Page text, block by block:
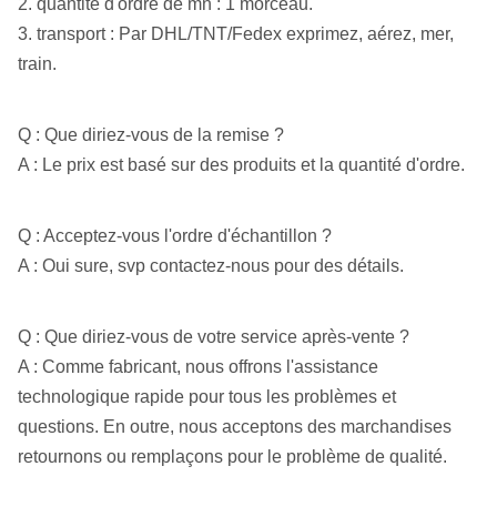
2. quantité d'ordre de mn : 1 morceau.
3. transport : Par DHL/TNT/Fedex exprimez, aérez, mer,
train.
Q : Que diriez-vous de la remise ?
A : Le prix est basé sur des produits et la quantité d'ordre.
Q : Acceptez-vous l'ordre d'échantillon ?
A : Oui sure, svp contactez-nous pour des détails.
Q : Que diriez-vous de votre service après-vente ?
A : Comme fabricant, nous offrons l'assistance
technologique rapide pour tous les problèmes et
questions. En outre, nous acceptons des marchandises
retournons ou remplaçons pour le problème de qualité.